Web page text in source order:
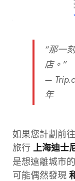
“那一
店。”
—
年
如果您計劃前
旅行 上海迪士
是想遠離城市
可能偶然發現